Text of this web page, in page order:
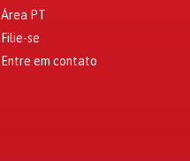
Área PT
Filie-se
Entre em contato